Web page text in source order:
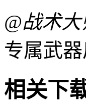
@战术大
专属武
相关下